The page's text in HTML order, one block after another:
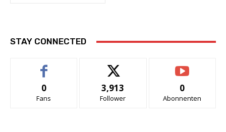
STAY CONNECTED
0
Fans
3,913
Follower
0
Abonnenten